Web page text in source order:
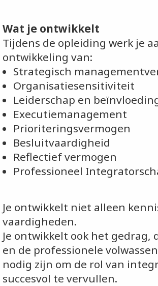
Wat je ontwikkelt
Tijdens de opleiding werk je
ontwikkeling van:
Strategisch
Organisatiesensitiviteit
Leiderschap en
Executiemanagement
Prioriteringsvermogen
Besluitvaardigheid
Reflectief vermogen
Professioneel
Je ontwikkelt niet alleen
vaardigheden.
Je ontwikkelt ook het gedrag,
en de professionele
nodig zijn om de rol van
succesvol te vervullen.